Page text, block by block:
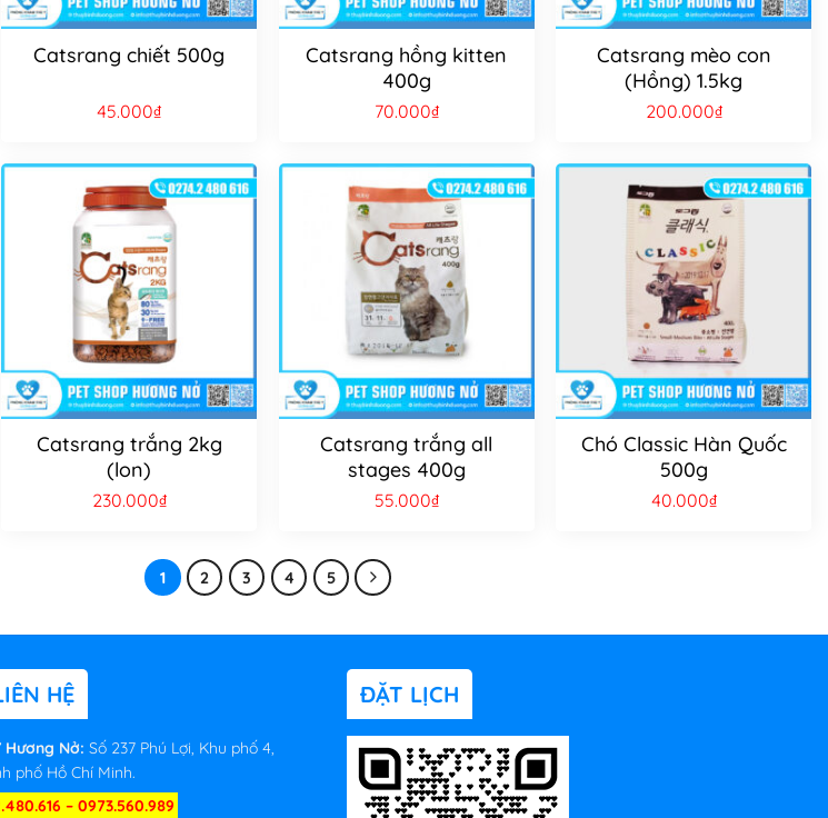
Catsrang chiết 500g
45.000₫
Catsrang hồng kitten
400g
70.000₫
Catsrang mèo con
(Hồng) 1.5kg
200.000₫
Catsrang trắng 2kg
(lon)
230.000₫
Catsrang trắng all
stages 400g
55.000₫
Chó Classic Hàn Quốc
500g
40.000₫
1 2 3 4 5
HỆ
Nở: Số 237 Phú Lợi, Khu phố 4,
phố Hồ Chí Minh.
– 0973.560.989
ĐẶT LỊCH